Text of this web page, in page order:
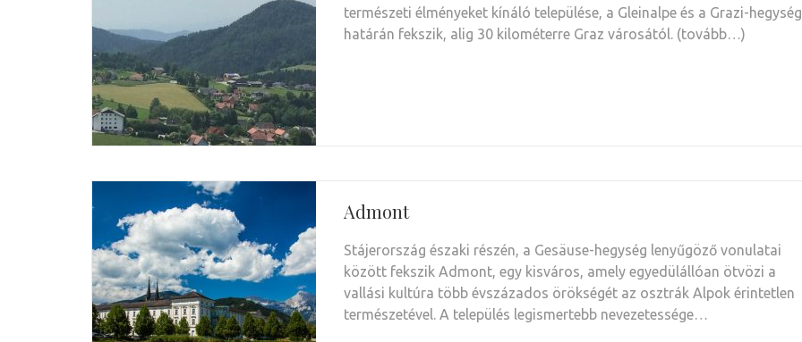
természeti élményeket kínáló települése, a Gleinalpe és a Grazi-hegység
határán fekszik, alig 30 kilométerre Graz városától. (tovább…)
Admont
Stájerország északi részén, a Gesäuse-hegység lenyűgöző vonulatai
között fekszik Admont, egy kisváros, amely egyedülállóan ötvözi a
vallási kultúra több évszázados örökségét az osztrák Alpok érintetlen
természetével. A település legismertebb nevezetessége…